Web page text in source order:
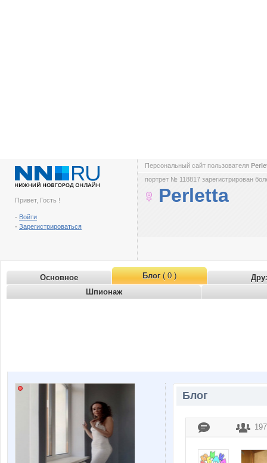
Привет, Гость !
- Войти
- Зарегистрироваться
Персональный сайт пользователя
портрет № 118817 зарегистрирован
Perletta
Основное Блог( 0 )
Шпионаж
Блог
197